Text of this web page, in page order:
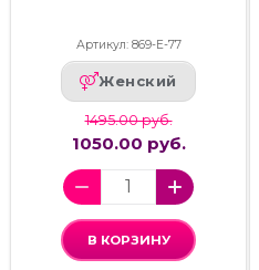
Артикул: 869-Е-77
Женский
1495.00 руб.
1050.00 руб.
В КОРЗИНУ